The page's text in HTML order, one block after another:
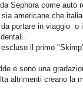
Sephora come
americane che
da portare in viaggio
il primo
e sono una
altrimenti creano la